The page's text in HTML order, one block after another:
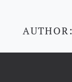
AUTHOR: